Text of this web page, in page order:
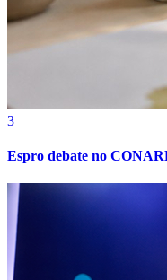
Botafogo
3
Espro debate no